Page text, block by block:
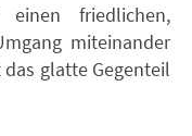
friedlichen,
miteinander
glatte Gegenteil